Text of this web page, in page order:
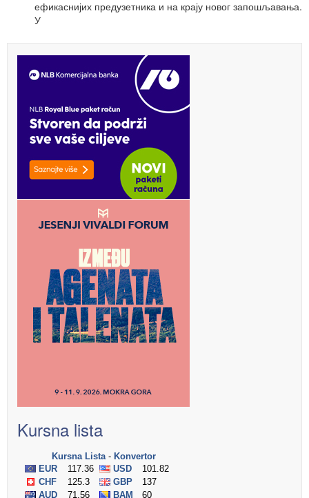
ефикаснијих предузетника и на крају новог запошљавања.
У
Kursna lista